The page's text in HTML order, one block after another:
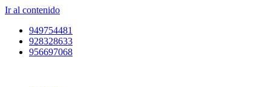
Ir al contenido
949754481
928328633
956697068